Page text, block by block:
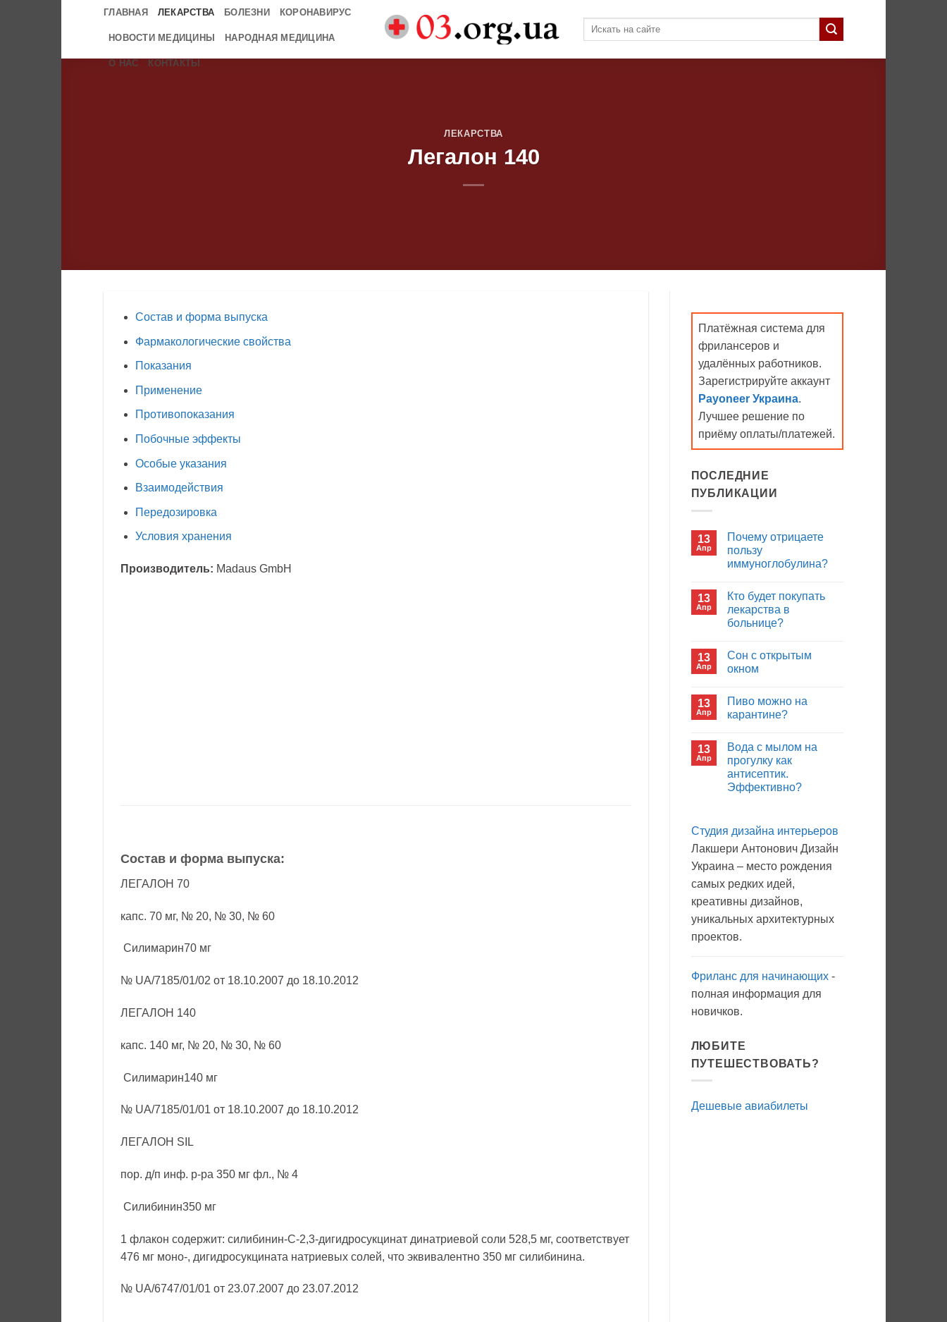
ГЛАВНАЯ ЛЕКАРСТВА БОЛЕЗНИ КОРОНАВИРУС
НОВОСТИ МЕДИЦИНЫ НАРОДНАЯ МЕДИЦИНА
О НАС КОНТАКТЫ
ЛЕКАРСТВА
Легалон 140
Состав и форма выпуска
Фармакологические свойства
Показания
Применение
Противопоказания
Побочные эффекты
Особые указания
Взаимодействия
Передозировка
Условия хранения
Производитель: Madaus GmbH
Состав и форма выпуска:
ЛЕГАЛОН 70
капс. 70 мг, № 20, № 30, № 60
Силимарин70 мг
№ UA/7185/01/02 от 18.10.2007 до 18.10.2012
ЛЕГАЛОН 140
капс. 140 мг, № 20, № 30, № 60
Силимарин140 мг
№ UA/7185/01/01 от 18.10.2007 до 18.10.2012
ЛЕГАЛОН SIL
пор. д/п инф. р-ра 350 мг фл., № 4
Силибинин350 мг
1 флакон содержит: силибинин-С-2,3-дигидросукцинат динатриевой соли 528,5 мг, соответствует
476 мг моно-, дигидросукцината натриевых солей, что эквивалентно 350 мг силибинина.
№ UA/6747/01/01 от 23.07.2007 до 23.07.2012
Платёжная система для
фрилансеров и
удалённых работников.
Зарегистрируйте аккаунт
Payoneer Украина.
Лучшее решение по
приёму оплаты/платежей.
ПОСЛЕДНИЕ
ПУБЛИКАЦИИ
13
Апр
Почему отрицаете
пользу
иммуноглобулина?
записи
Почему
отрицаете
пользу
13
Апр
Кто будет покупать
лекарства в
больнице?
записи
Кто
будет
больнице?
13
Апр
Сон с открытым
окном
записи
Сон
с
13
Апр
Пиво можно на
карантине?
записи
Пиво
можно
на
карантине?
13
Апр
Вода с мылом на
прогулку как
антисептик.
Эффективно?
Вода
мылом
на
прогулку
антисептик.
Студия дизайна интерьеров
Лакшери Антонович Дизайн
Украина – место рождения
самых редких идей,
креативны дизайнов,
уникальных архитектурных
проектов.
Фриланс для начинающих-
полная информация для
новичков.
ЛЮБИТЕ
ПУТЕШЕСТВОВАТЬ?
Дешевые авиабилеты